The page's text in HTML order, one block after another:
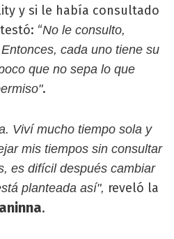
y si le había consultado
“No le consulto,
cada uno tiene su
que no sepa lo que
.
Viví mucho tiempo sola y
mis tiempos sin consultar
es difícil después cambiar
planteada así", reveló la
.